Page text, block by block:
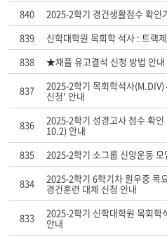
840 2025-2학기 경건생활점수 확인
839
신학대학원 목회학 석사 : 트랙
838
★채플 유고결석 신청 방법 안내
837 2025-2학기 목회학석사
신청' 안내
836 2025-2학기 성경고사 점수 확
10.2) 안내
835 2025-2학기 소그룹 신앙운동 모
834 2025-2학기 6학기차 원우중 목
경건훈련 대체 신청 안내
833 2025-2학기 신학대학원 목회학
안내